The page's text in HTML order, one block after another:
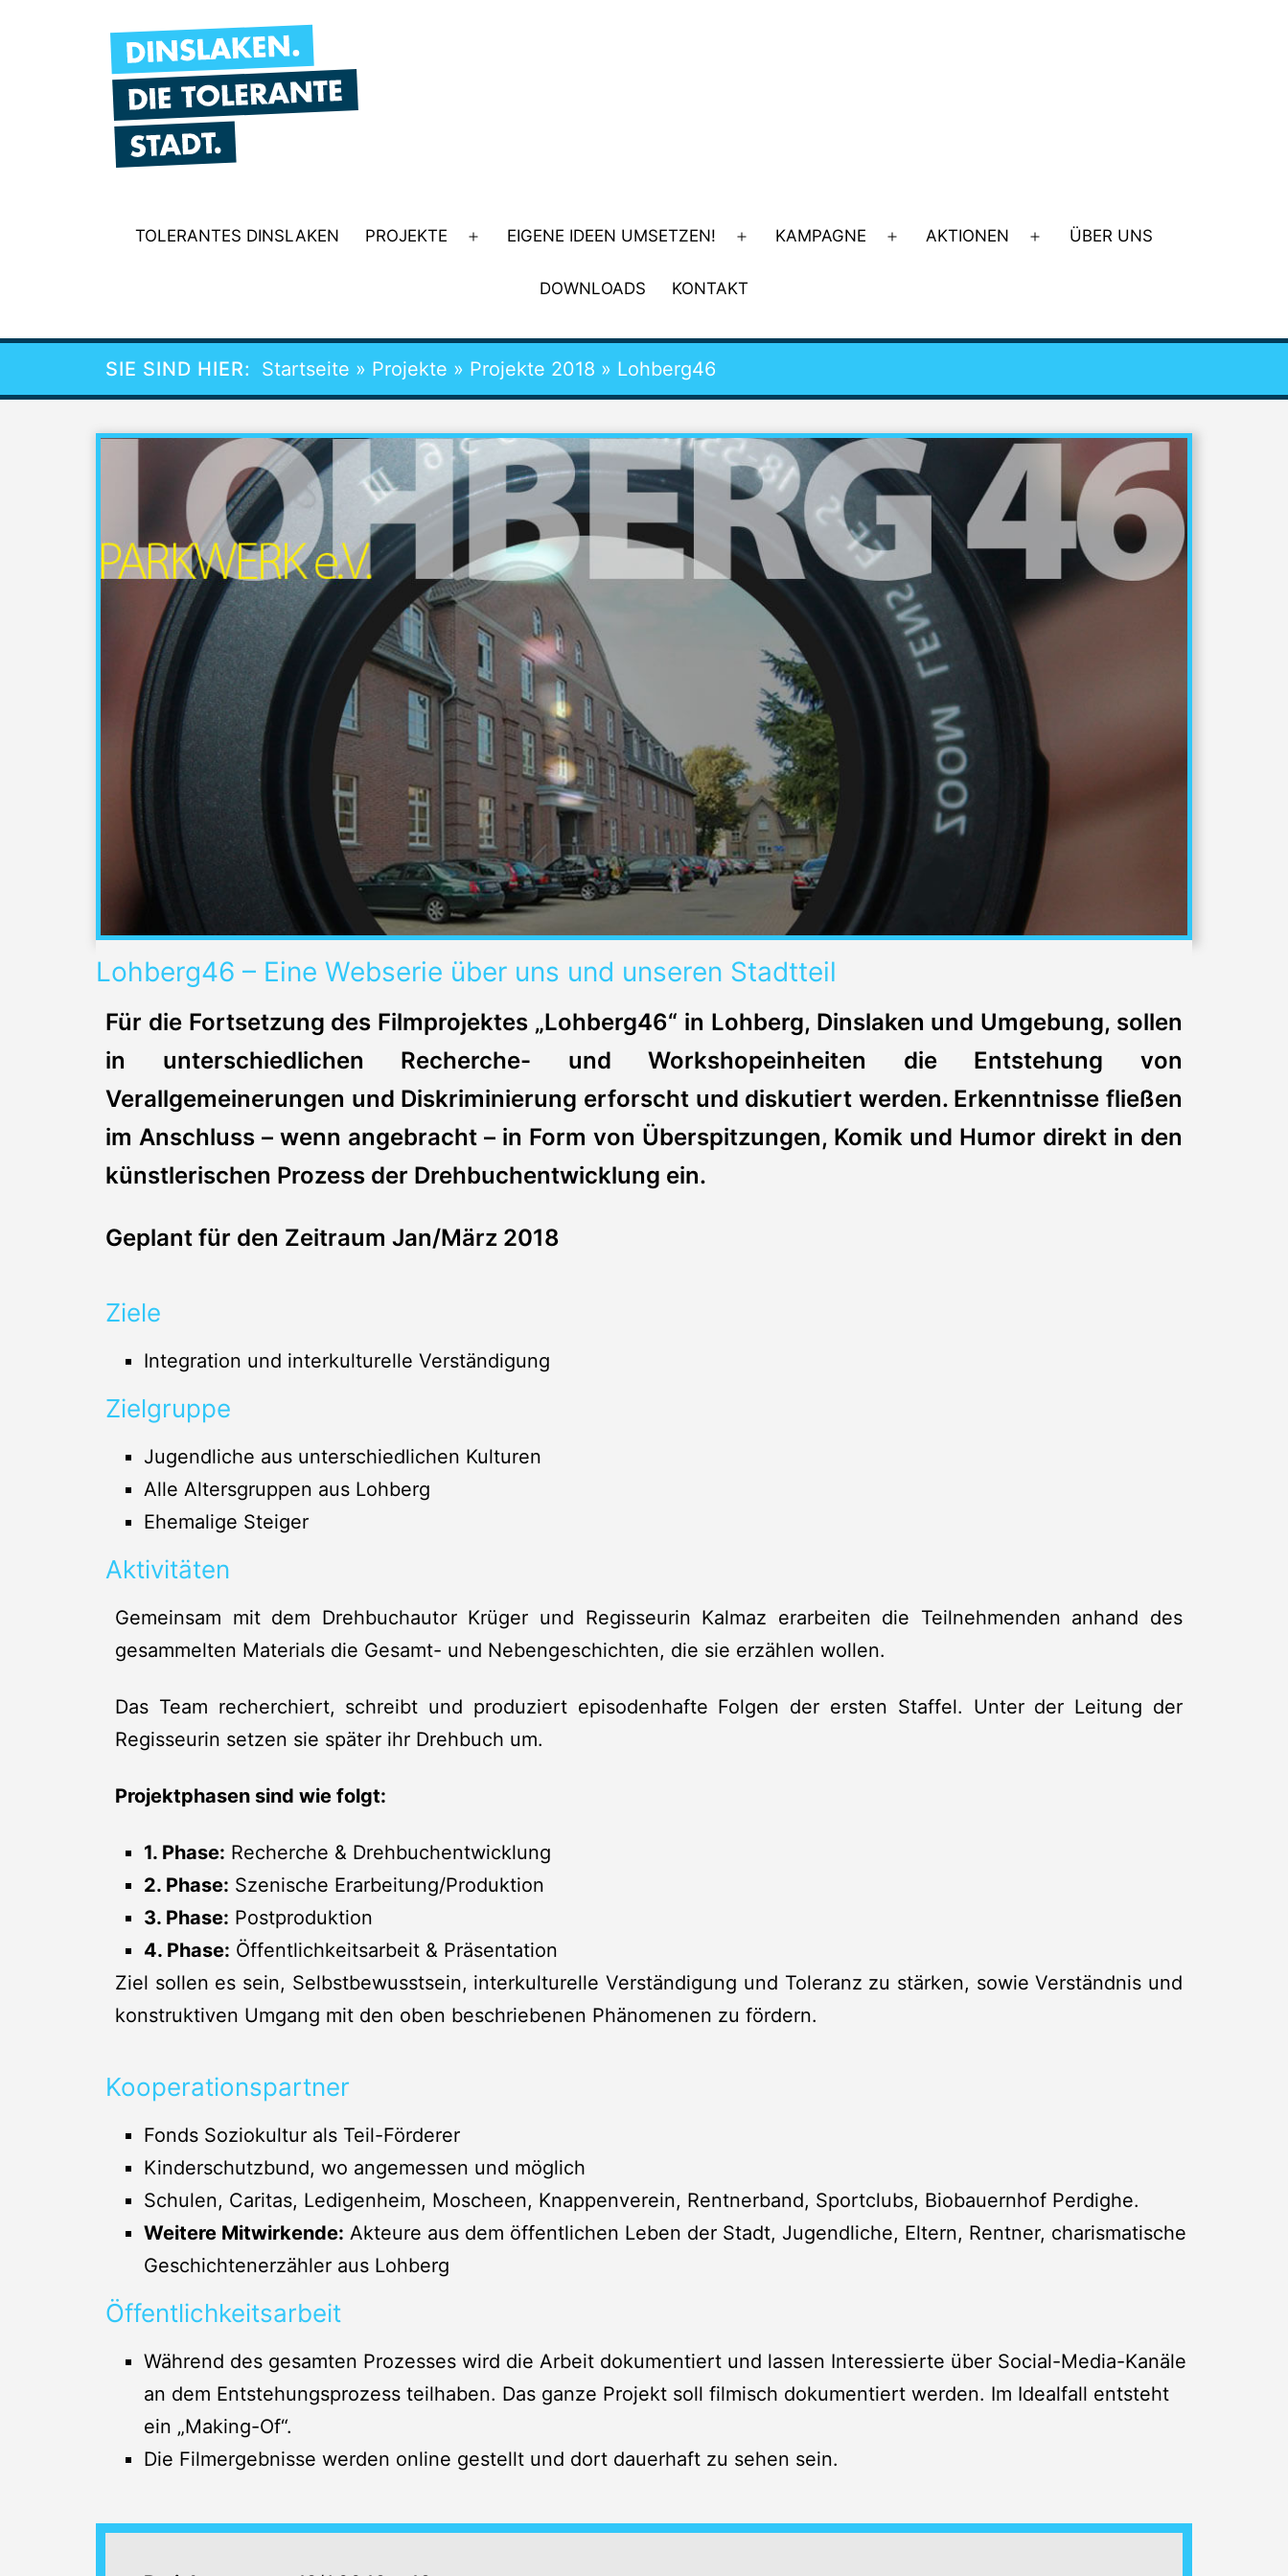
TOLERANTES DINSLAKEN PROJEKTE EIGENE IDEEN UMSETZEN!
öffnen
KAMPAGNE AKTIONEN
Menü
ÜBER UNS
DOWNLOADS KONTAKT
SIE SIND HIER: Startseite » Projekte » Projekte 2018 » Lohberg46
Lohberg46 – Eine Webserie über uns und unseren Stadtteil
Für die Fortsetzung des Filmprojektes „Lohberg46“ in Lohberg, Dinslaken und Umgebung, sollen
in unterschiedlichen Recherche- und Workshopeinheiten die Entstehung von
Verallgemeinerungen und Diskriminierung erforscht und diskutiert werden. Erkenntnisse fließen
im Anschluss – wenn angebracht – in Form von Überspitzungen, Komik und Humor direkt in den
künstlerischen Prozess der Drehbuchentwicklung ein.
Geplant für den Zeitraum Jan/März 2018
Ziele
Integration und interkulturelle Verständigung
Zielgruppe
Jugendliche aus unterschiedlichen Kulturen
Alle Altersgruppen aus Lohberg
Ehemalige Steiger
Aktivitäten
Gemeinsam mit dem Drehbuchautor Krüger und Regisseurin Kalmaz erarbeiten die Teilnehmenden anhand des
gesammelten Materials die Gesamt- und Nebengeschichten, die sie erzählen wollen.
Das Team recherchiert, schreibt und produziert episodenhafte Folgen der ersten Staffel. Unter der Leitung der
Regisseurin setzen sie später ihr Drehbuch um.
Projektphasen sind wie folgt:
1. Phase: Recherche & Drehbuchentwicklung
2. Phase: Szenische Erarbeitung/Produktion
3. Phase: Postproduktion
4. Phase: Öffentlichkeitsarbeit & Präsentation
Ziel sollen es sein, Selbstbewusstsein, interkulturelle Verständigung und Toleranz zu stärken, sowie Verständnis und
konstruktiven Umgang mit den oben beschriebenen Phänomenen zu fördern.
Kooperationspartner
Fonds Soziokultur als Teil-Förderer
Kinderschutzbund, wo angemessen und möglich
Schulen, Caritas, Ledigenheim, Moscheen, Knappenverein, Rentnerband, Sportclubs, Biobauernhof Perdighe.
Weitere Mitwirkende: Akteure aus dem öffentlichen Leben der Stadt, Jugendliche, Eltern, Rentner, charismatische
Geschichtenerzähler aus Lohberg
Öffentlichkeitsarbeit
Während des gesamten Prozesses wird die Arbeit dokumentiert und lassen Interessierte über Social-Media-Kanäle
an dem Entstehungsprozess teilhaben. Das ganze Projekt soll filmisch dokumentiert werden. Im Idealfall entsteht
ein „Making-Of“.
Die Filmergebnisse werden online gestellt und dort dauerhaft zu sehen sein.